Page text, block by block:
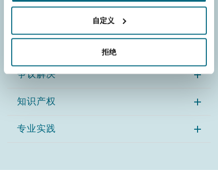
自定义
拒绝
争议解决
知识产权
专业实践